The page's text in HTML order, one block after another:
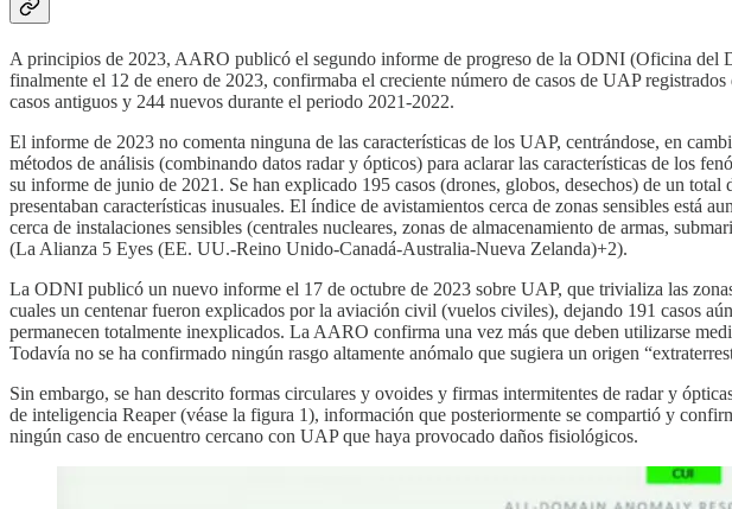
A principios de 2023, AARO publicó el segundo informe de progreso de la ODNI (Oficina del
finalmente el 12 de enero de 2023, confirmaba el creciente número de casos de UAP
casos antiguos y 244 nuevos durante el periodo 2021-2022.
El informe de 2023 no comenta ninguna de las características de los UAP, centrándose, en
métodos de análisis (combinando datos radar y ópticos) para aclarar las características de los
su informe de junio de 2021. Se han explicado 195 casos (drones, globos, desechos) de un
presentaban características inusuales. El índice de avistamientos cerca de zonas sensibles
cerca de instalaciones sensibles (centrales nucleares, zonas de almacenamiento de armas,
(La Alianza 5 Eyes (EE. UU.-Reino Unido-Canadá-Australia-Nueva Zelanda)+2).
La ODNI publicó un nuevo informe el 17 de octubre de 2023 sobre UAP, que trivializa las
cuales un centenar fueron explicados por la aviación civil (vuelos civiles), dejando 191 casos
permanecen totalmente inexplicados. La AARO confirma una vez más que deben utilizarse
Todavía no se ha confirmado ningún rasgo altamente anómalo que sugiera un origen
Sin embargo, se han descrito formas circulares y ovoides y firmas intermitentes de radar y
de inteligencia Reaper (véase la figura 1), información que posteriormente se compartió y
ningún caso de encuentro cercano con UAP que haya provocado daños fisiológicos.